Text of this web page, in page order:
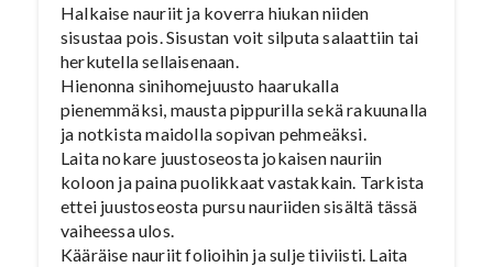
Halkaise nauriit ja koverra hiukan niiden
sisustaa pois. Sisustan voit silputa salaattiin tai
herkutella sellaisenaan.
Hienonna sinihomejuusto haarukalla
pienemmäksi, mausta pippurilla sekä rakuunalla
ja notkista maidolla sopivan pehmeäksi.
Laita nokare juustoseosta jokaisen nauriin
koloon ja paina puolikkaat vastakkain. Tarkista
ettei juustoseosta pursu nauriiden sisältä tässä
vaiheessa ulos.
Kääräise nauriit folioihin ja sulje tiiviisti. Laita